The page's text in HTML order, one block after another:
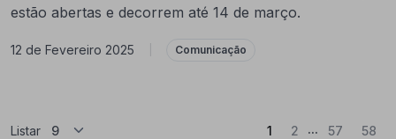
estão abertas e decorrem até 14 de março.
12 de Fevereiro 2025 Comunicação
Listar 1 (Atual)
2 ... 57 58